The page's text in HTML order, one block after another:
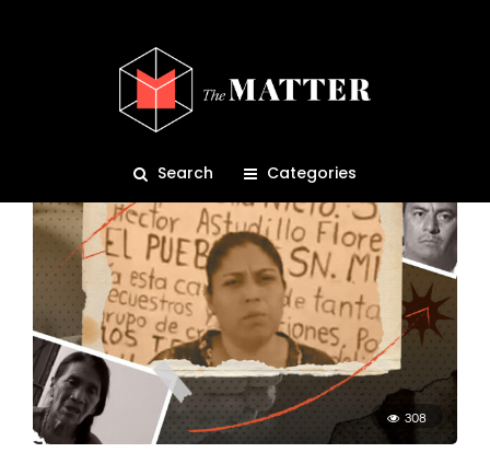
Search Categories
ประชาชนลุกฮือ
308